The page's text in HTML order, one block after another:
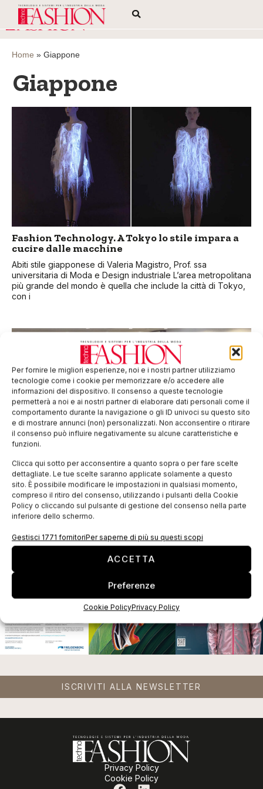
Per fornire le migliori esperienze, noi e i nostri partner utilizziamo
tecnologie come i cookie per memorizzare e/o accedere alle
informazioni del dispositivo. Il consenso a queste tecnologie
permetterà a noi e ai nostri partner di elaborare dati personali come il
comportamento durante la navigazione o gli ID univoci su questo sito
e di mostrare annunci (non) personalizzati. Non acconsentire o ritirare
il consenso può influire negativamente su alcune caratteristiche e
funzioni.
Clicca qui sotto per acconsentire a quanto sopra o per fare scelte
dettagliate. Le tue scelte saranno applicate solamente a questo
sito. È possibile modificare le impostazioni in qualsiasi momento,
compreso il ritiro del consenso, utilizzando i pulsanti della Cookie
Policy o cliccando sul pulsante di gestione del consenso nella parte
inferiore dello schermo.
Gestisci 1771 fornitoriPer saperne di più su questi scopi
ACCETTA
Preferenze
Cookie PolicyPrivacy Policy
Home » Giappone
Giappone
Fashion Technology. A Tokyo lo stile impara a
cucire dalle macchine
Abiti stile giapponese di Valeria Magistro, Prof. ssa
universitaria di Moda e Design industriale L’area metropolitana
più grande del mondo è quella che include la città di Tokyo,
con i
I filati italiani tornano in Giappone
I filati italiani tornano protagonisti in Giappone nella giornata di
oggi e di domani. A Tokyo, come di consueto, si svolge il
Workshop Filati, organizzato dalla Camera di Commercio di
EDICOLA WEB
ISCRIVITI ALLA NEWSLETTER
Privacy Policy
Cookie Policy